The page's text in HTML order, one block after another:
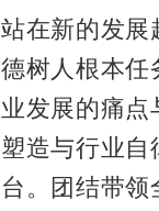
站在新的发展
德树人根本任
业发展的痛
塑造与行业
台。团结带